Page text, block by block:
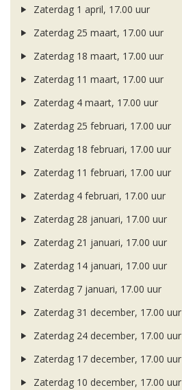
Zaterdag 1 april, 17.00 uur
Zaterdag 25 maart, 17.00 uur
Zaterdag 18 maart, 17.00 uur
Zaterdag 11 maart, 17.00 uur
Zaterdag 4 maart, 17.00 uur
Zaterdag 25 februari, 17.00 uur
Zaterdag 18 februari, 17.00 uur
Zaterdag 11 februari, 17.00 uur
Zaterdag 4 februari, 17.00 uur
Zaterdag 28 januari, 17.00 uur
Zaterdag 21 januari, 17.00 uur
Zaterdag 14 januari, 17.00 uur
Zaterdag 7 januari, 17.00 uur
Zaterdag 31 december, 17.00 uur
Zaterdag 24 december, 17.00 uur
Zaterdag 17 december, 17.00 uur
Zaterdag 10 december, 17.00 uur